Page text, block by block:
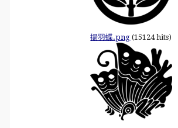
揚羽蝶.png (15124 hits)